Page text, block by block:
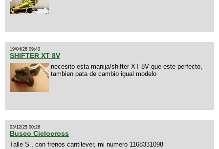
19/04/26 09:40
SHIFTER XT 8V
necesito esta manija/shifter XT 8V que este perfecto,
tambien pata de cambio igual modelo
03/12/25 00:26
Busco Ciclocross
Talle S , con frenos cantilever, mi numero 1168331098